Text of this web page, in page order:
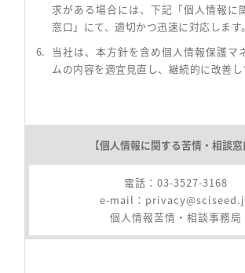
求がある場合には、下記「個人情報に
窓口」にて、適切かつ迅速に対応します。
当社は、本方針を含め個人情報保護マ
ムの内容を適宜見直し、継続的に改善し
【個人情報に関する苦情・相談窓
電話：03-3527-3168
e-mail：
個人情報苦情・相談事務局